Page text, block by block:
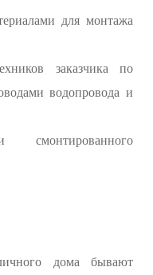
для монтажа
заказчика по
водопровода и
смонтированного
дома бывают